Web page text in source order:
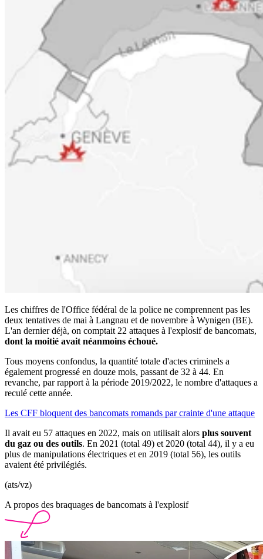
Les chiffres de l'Office fédéral de la police ne comprennent pas les
deux tentatives de mai à Langnau et de novembre à Wynigen (BE).
L'an dernier déjà, on comptait 22 attaques à l'explosif de bancomats,
dont la moitié avait néanmoins échoué.
Tous moyens confondus, la quantité totale d'actes criminels a
également progressé en douze mois, passant de 32 à 44. En
revanche, par rapport à la période 2019/2022, le nombre d'attaques a
reculé cette année.
Les CFF bloquent des bancomats romands par crainte d'une attaque
Il avait eu 57 attaques en 2022, mais on utilisait alors plus souvent
du gaz ou des outils. En 2021 (total 49) et 2020 (total 44), il y a eu
plus de manipulations électriques et en 2019 (total 56), les outils
avaient été privilégiés.
(ats/vz)
A propos des braquages de bancomats à l'explosif